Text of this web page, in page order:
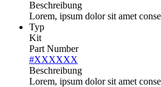
Beschreibung
Lorem, ipsum dolor sit amet
Typ
Kit
Part Number
#XXXXXX
Beschreibung
Lorem, ipsum dolor sit amet